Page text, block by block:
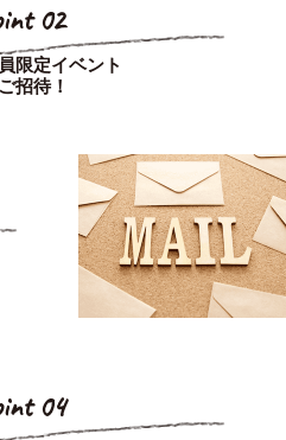
02
限定イベント
招待！
04